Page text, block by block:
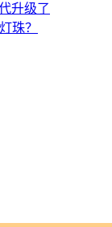
升级了
珠？